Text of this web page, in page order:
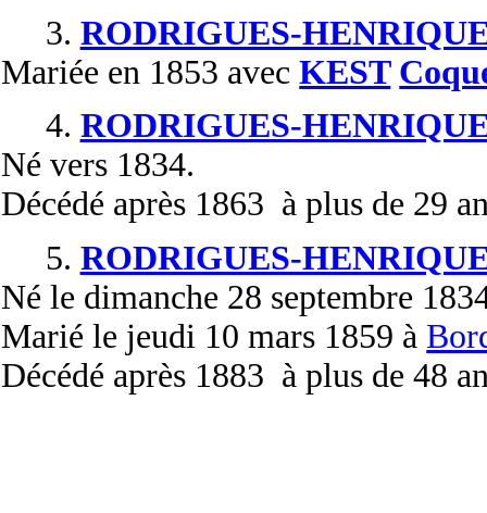
3. RODRIGUES-
Mariée en 1853 avecKEST
4. RODRIGUES-
Né vers 1834.
Décédé après 1863 à plus de 29
5. RODRIGUES-
Né le dimanche 28 septembre
Marié le jeudi 10 mars 1859 à
Décédé après 1883 à plus de 48